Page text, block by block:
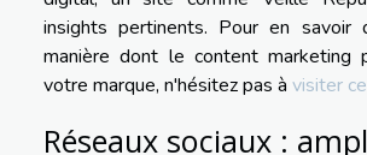
insights pertinents. Pour en savoir
manière dont le content marketing
votre marque, n'hésitez pas à visiter
Réseaux sociaux :